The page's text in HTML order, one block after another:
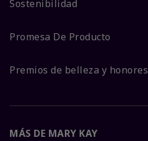
Sostenibilidad
Promesa De Producto
Premios de belleza y honores
MÁS DE MARY KAY